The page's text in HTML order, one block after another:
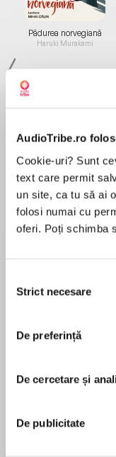
AudioTribe.ro
Cookie-uri? Sunt
text care permit
un site, ca tu să ai
folosi numai cu
oferi. Poți schimba
consimțământului
Strict necesare
De preferință
De cercetare și
De publicitate
Pădurea norvegiană
Haruki Murakami
Elita de Argint (Elita
întrebarea «de
invită la o
ADAM RIESS,
De ce atenția
când auzim pe
În acest